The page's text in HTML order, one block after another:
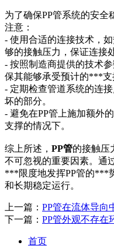
为了确保PP管系统的安
注意：
- 使用合适的连接技术，
够的接触压力，保证连接
- 按照制造商提供的技术
保其能够承受预计的***支
- 定期检查管道系统的连
坏的部分。
- 避免在PP管上施加额外
支撑的情况下。
综上所述， PP管的接触压
不可忽视的重要因素。通
***限度地发挥PP管的***
和长期稳定运行。
上一篇： PP管在流体导向
下一篇： PP管外观不存在
首页